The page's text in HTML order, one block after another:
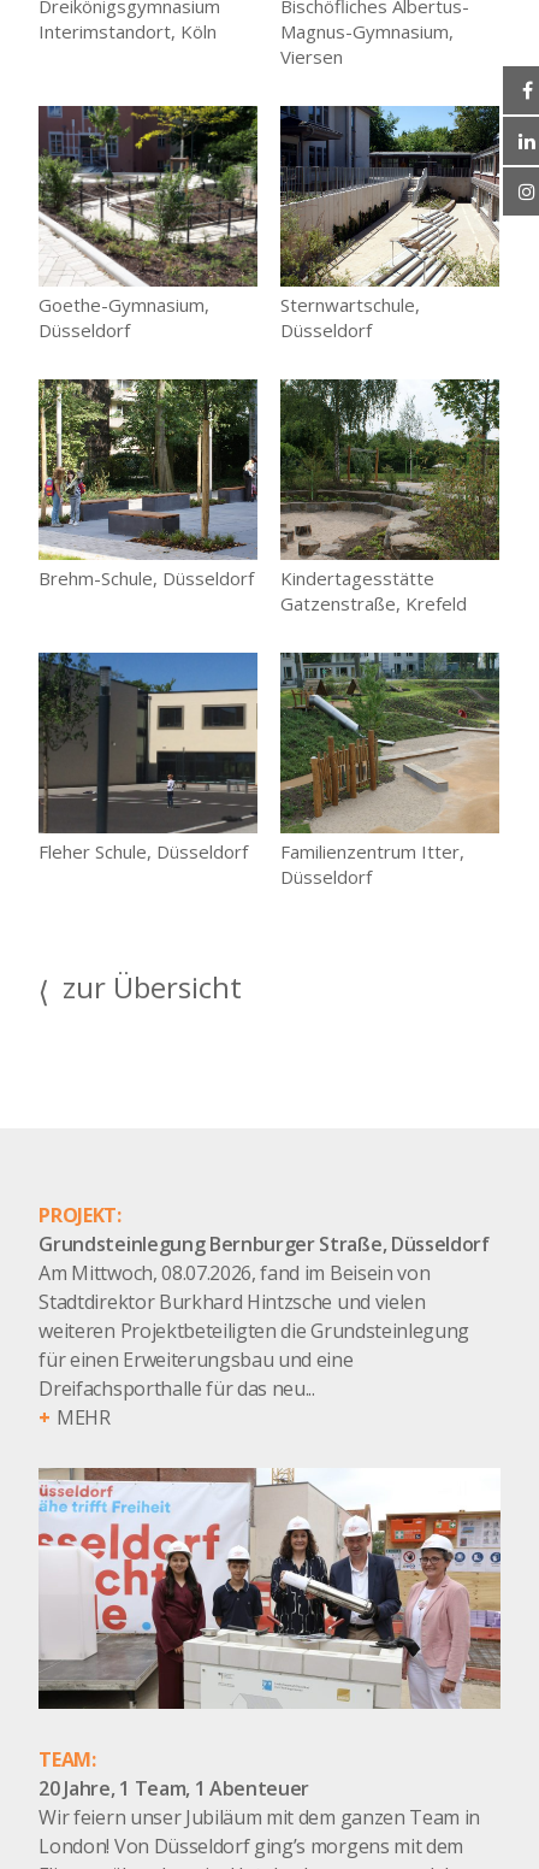
Dreikönigsgymnasium
Interimstandort, Köln
Bischöfliches Albertus-
Magnus-Gymnasium,
Viersen
Goethe-Gymnasium,
Düsseldorf
Sternwartschule,
Düsseldorf
Brehm-Schule, Düsseldorf
Kindertagesstätte
Gatzenstraße, Krefeld
Fleher Schule, Düsseldorf
Familienzentrum Itter,
Düsseldorf
⟩ zur Übersicht
PROJEKT:
Grundsteinlegung Bernburger Straße, Düsseldorf
Am Mittwoch, 08.07.2026, fand im Beisein von
Stadtdirektor Burkhard Hintzsche und vielen
weiteren Projektbeteiligten die Grundsteinlegung
für einen Erweiterungsbau und eine
Dreifachsporthalle für das neu...
MEHR
TEAM:
20 Jahre, 1 Team, 1 Abenteuer
Wir feiern unser Jubiläum mit dem ganzen Team in
London! Von Düsseldorf ging’s morgens mit dem